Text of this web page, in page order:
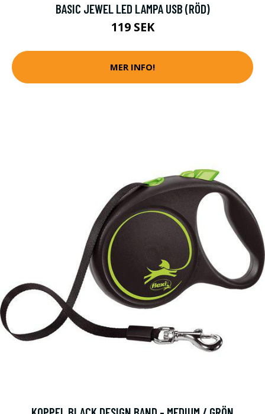
BASIC JEWEL LED LAMPA USB (RÖD)
119 SEK
MER INFO!